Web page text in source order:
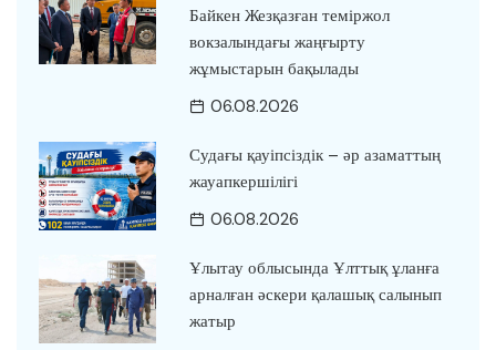
Байкен Жезқазған теміржол
вокзалындағы жаңғырту
жұмыстарын бақылады
06.08.2026
Судағы қауіпсіздік – әр азаматтың
жауапкершілігі
06.08.2026
Ұлытау облысында Ұлттық ұланға
арналған әскери қалашық салынып
жатыр